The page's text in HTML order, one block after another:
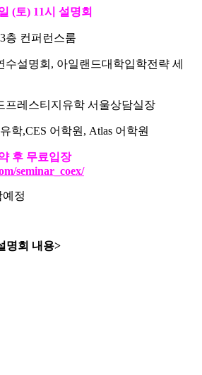
(토) 11시 설명회
층 컨퍼런스룸
수설명회, 아일랜드대학입학전략 세
프레스티지유학 서울상담실장
학,CES 어학원, Atlas 어학원
후 무료입장
seminar_coex/
정
명회 내용>